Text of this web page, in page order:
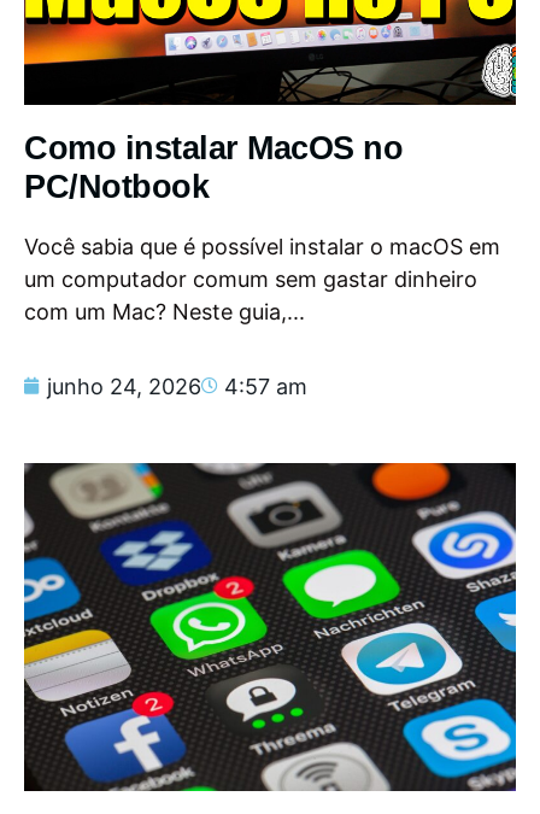
Como instalar MacOS no
PC/Notbook
Você sabia que é possível instalar o macOS em
um computador comum sem gastar dinheiro
com um Mac? Neste guia,...
junho 24, 2026 4:57 am